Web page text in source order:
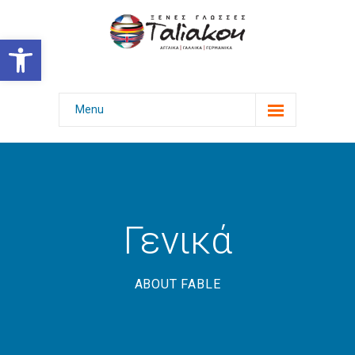
Ανοίξτε τη γραμμή εργαλείων
Menu
Αρχική
Φωτογραφίες
-- Εκδηλώσεις
Γενικά
ABOUT FABLE